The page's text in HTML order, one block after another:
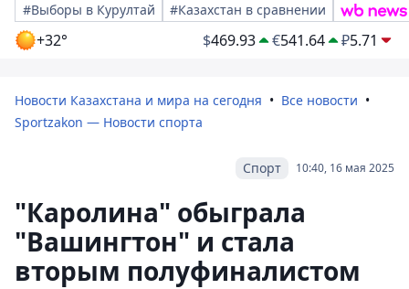
#Выборы в Курултай
#Казахстан в сравнении
+32° $469.93 €541.64 ₽5.71
Новости Казахстана и мира на сегодня
Все новости
Sportzakon — Новости спорта
10:40, 16 мая 2025
Спорт
"Каролина" обыграла
"Вашингтон" и стала
вторым полуфиналистом